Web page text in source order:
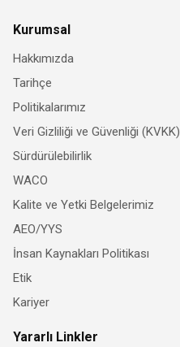
Kurumsal
Hakkımızda
Tarihçe
Politikalarımız
Veri Gizliliği ve Güvenliği (KVKK)
Sürdürülebilirlik
WACO
Kalite ve Yetki Belgelerimiz
AEO/YYS
İnsan Kaynakları Politikası
Etik
Kariyer
Yararlı Linkler